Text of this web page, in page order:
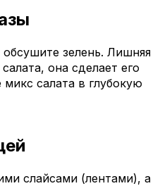
зелень. Лишняя
она сделает его
салата в глубокую
слайсами (лентами), а